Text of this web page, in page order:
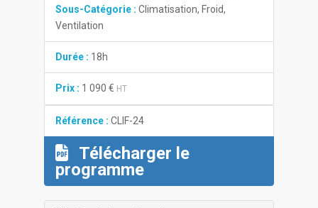
Sous-Catégorie : Climatisation, Froid,
Ventilation
Durée : 18h
Prix : 1 090 € HT
Référence : CLIF-24
Télécharger le
programme